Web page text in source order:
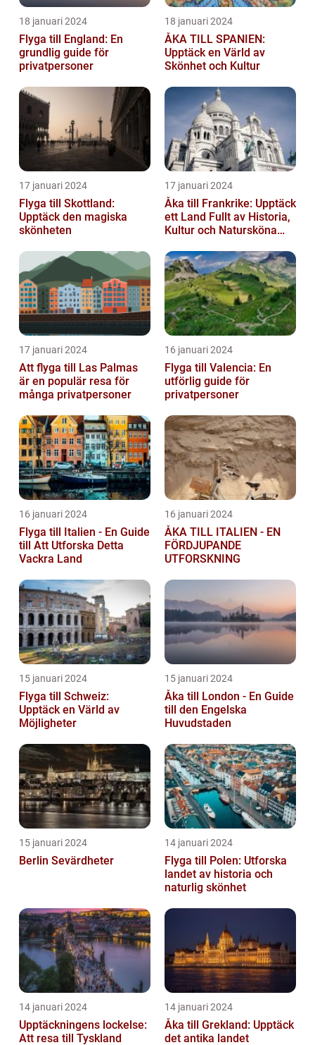
18 januari 2024
Flyga till England: En
grundlig guide för
privatpersoner
18 januari 2024
ÅKA TILL SPANIEN:
Upptäck en Värld av
Skönhet och Kultur
17 januari 2024
Flyga till Skottland:
Upptäck den magiska
skönheten
17 januari 2024
Åka till Frankrike: Upptäck
ett Land Fullt av Historia,
Kultur och Natursköna
17 januari 2024
Att flyga till Las Palmas
är en populär resa för
många privatpersoner
16 januari 2024
Flyga till Valencia: En
utförlig guide för
privatpersoner
16 januari 2024
Flyga till Italien - En Guide
till Att Utforska Detta
Vackra Land
16 januari 2024
ÅKA TILL ITALIEN - EN
FÖRDJUPANDE
UTFORSKNING
15 januari 2024
Flyga till Schweiz:
Upptäck en Värld av
Möjligheter
15 januari 2024
Åka till London - En Guide
till den Engelska
Huvudstaden
15 januari 2024
Berlin Sevärdheter
14 januari 2024
Flyga till Polen: Utforska
landet av historia och
naturlig skönhet
14 januari 2024
Upptäckningens lockelse:
Att resa till Tyskland
14 januari 2024
Åka till Grekland: Upptäck
det antika landet